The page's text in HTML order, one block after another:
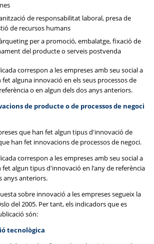
de responsabilitat laboral, presa de
de recursos humans
per a promoció, embalatge, fixació de
del producte o serveis postvenda
correspon a les empreses amb seu social a
alguna innovació en els seus processos de
o en algun dels dos anys anteriors.
de producte o de processos de negoci
que han fet algun tipus d'innovació de
han fet innovacions de processos de negoci.
correspon a les empreses amb seu social a
fet algun tipus d'innovació en l'any de referència
anys anteriors.
sobre innovació a les empreses segueix la
del 2005. Per tant, els indicadors que es
són:
tecnològica